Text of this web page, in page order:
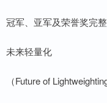
冠军、亚军及荣誉奖完
未来轻量化
（Future of Lightweighting